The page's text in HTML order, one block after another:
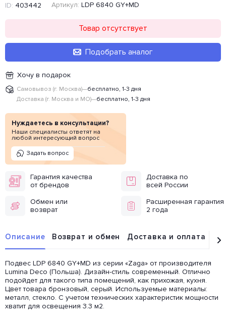
ID: 403442 Артикул: LDP 6840 GY+MD
Товар отсутствует
Подобрать аналог
Хочу в подарок
Самовывоз (г. Москва)—бесплатно, 1-3 дня
Доставка (г. Москва и МО)—бесплатно, 1-3 дня
Нуждаетесь в консультации?
Наши специалисты ответят на
любой интересующий вопрос
Задать вопрос
Гарантия качества
от брендов
Доставка по
всей России
Обмен или
возврат
Расширенная гарантия
2 года
Описание Возврат и обмен Доставка и оплата
Подвес LDP 6840 GY+MD из серии «Zaga» от производителя
Lumina Deco (Польша). Дизайн-стиль современный. Отлично
подойдет для такого типа помещений, как прихожая, кухня.
Цвет товара бронзовый, серый. Используемые материалы:
металл, стекло. С учетом технических характеристик мощности
хватит для освещения 3.3 м2.